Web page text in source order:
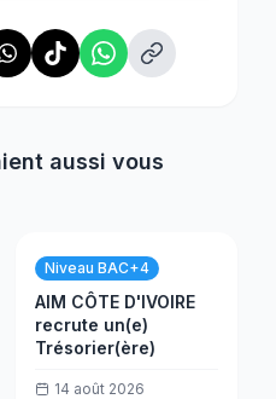
aussi vous
Niveau BAC+4
AIM CÔTE D'IVOIRE
recrute un(e)
Trésorier(ère)
14 août 2026